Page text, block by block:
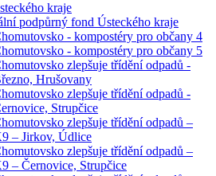
kraje
podpůrný fond Ústeckého kraje
- kompostéry pro občany 4
- kompostéry pro občany 5
zlepšuje třídění odpadů -
Hrušovany
zlepšuje třídění odpadů -
Strupčice
zlepšuje třídění odpadů –
– Jirkov, Údlice
zlepšuje třídění odpadů –
– Černovice, Strupčice